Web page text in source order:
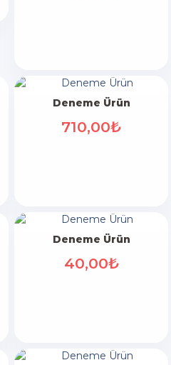
Deneme Ürün
710,00₺
Deneme Ürün
40,00₺